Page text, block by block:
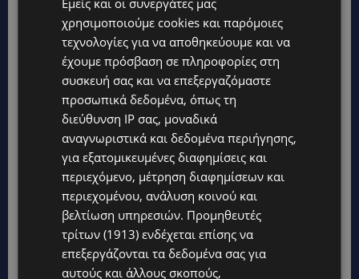
Topics
UPDATES
χρησιμοποιούμε cookies και παρόμοιες
τεχνολογίες για να αποθηκεύουμε και να
έχουμε πρόσβαση σε πληροφορίες στη
συσκευή σας και να επεξεργαζόμαστε
προσωπικά δεδομένα, όπως τη
διεύθυνση IP σας, μοναδικά
αναγνωριστικά και δεδομένα περιήγησης,
για εξατομικευμένες διαφημίσεις και
περιεχόμενο, μέτρηση διαφημίσεων και
περιεχομένου, ανάλυση κοινού και
βελτίωση υπηρεσιών. Προμηθευτές
τρίτων (1913) ενδέχεται επίσης να
επεξεργάζονται τα δεδομένα σας για
αυτούς και άλλους σκοπούς,